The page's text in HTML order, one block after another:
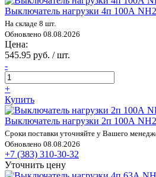
Выключатель нагрузки 4п 100А
На складе 8 шт.
Обновлено 08.08.2026
Цена:
545.95 руб. / шт.
-
+
Купить
Выключатель нагрузки 2п 100А
Сроки поставки уточняйте у Вашего
Обновлено 08.08.2026
+7 (383) 310-30-32
Уточнить цену